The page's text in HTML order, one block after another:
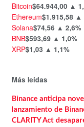
Bitcoin$64.944,00 ▲
Ethereum$1.915,58 ▲
Solana$74,56 ▲ 2,6%
BNB$593,69 ▲ 1,0%
XRP$1,03 ▲ 1,1%
Más leídas
Binance anticipa
lanzamiento de
CLARITY Act